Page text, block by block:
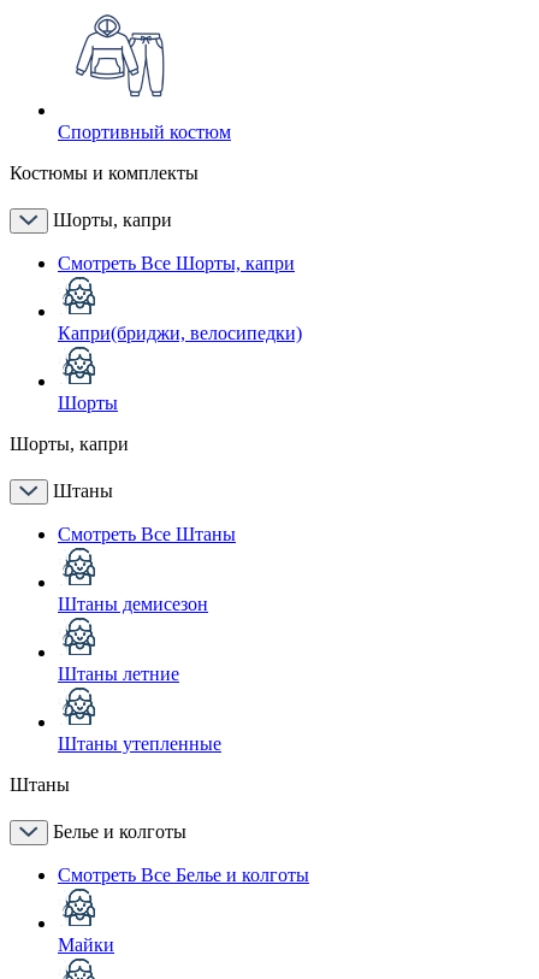
Спортивный костюм
Костюмы и комплекты
Шорты, капри
Смотреть Все Шорты, капри
Капри(бриджи, велосипедки)
Шорты
Шорты, капри
Штаны
Смотреть Все Штаны
Штаны демисезон
Штаны летние
Штаны утепленные
Штаны
Белье и колготы
Смотреть Все Белье и колготы
Майки